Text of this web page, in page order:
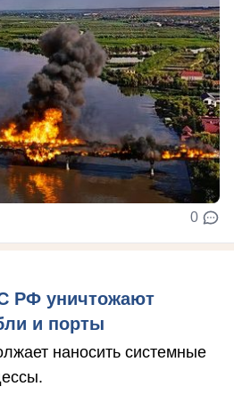
0
РФ уничтожают
и порты
наносить системные